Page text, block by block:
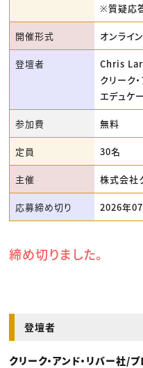
※質疑応
開催形式 オンライ
登壇者
Chris
クリーク
エデュケ
参加費 無料
定員 30名
主催 株式会社
応募締め切り 2026年
締め切りました。
登壇者
クリーク・アンド・リバー社/